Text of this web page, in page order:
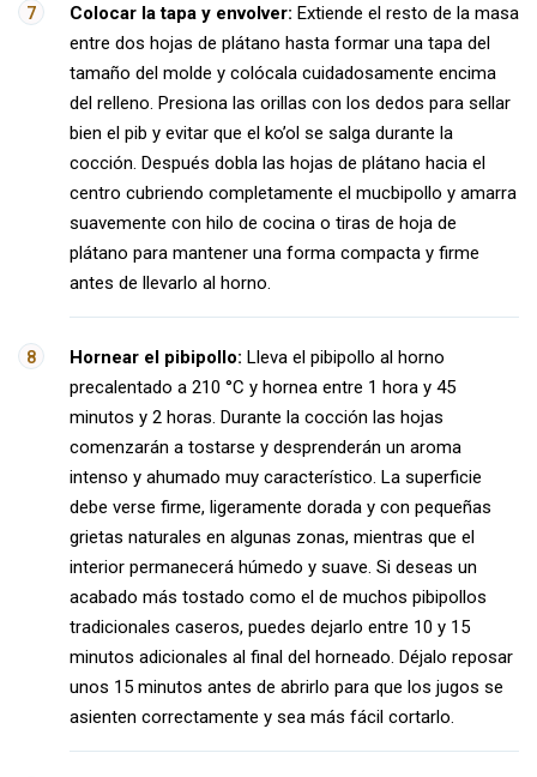
Colocar la tapa y envolver: Extiende el resto de la masa
entre dos hojas de plátano hasta formar una tapa del
tamaño del molde y colócala cuidadosamente encima
del relleno. Presiona las orillas con los dedos para sellar
bien el pib y evitar que el ko’ol se salga durante la
cocción. Después dobla las hojas de plátano hacia el
centro cubriendo completamente el mucbipollo y amarra
suavemente con hilo de cocina o tiras de hoja de
plátano para mantener una forma compacta y firme
antes de llevarlo al horno.
Hornear el pibipollo: Lleva el pibipollo al horno
precalentado a 210 °C y hornea entre 1 hora y 45
minutos y 2 horas. Durante la cocción las hojas
comenzarán a tostarse y desprenderán un aroma
intenso y ahumado muy característico. La superficie
debe verse firme, ligeramente dorada y con pequeñas
grietas naturales en algunas zonas, mientras que el
interior permanecerá húmedo y suave. Si deseas un
acabado más tostado como el de muchos pibipollos
tradicionales caseros, puedes dejarlo entre 10 y 15
minutos adicionales al final del horneado. Déjalo reposar
unos 15 minutos antes de abrirlo para que los jugos se
asienten correctamente y sea más fácil cortarlo.